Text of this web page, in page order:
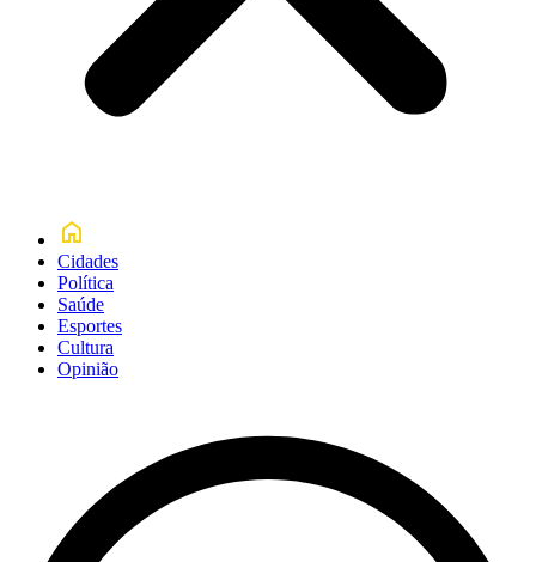
Cidades
Política
Saúde
Esportes
Cultura
Opinião